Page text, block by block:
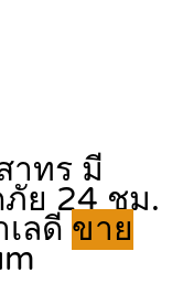
าทร มี
ย 24 ชม.
ลดี ขาย